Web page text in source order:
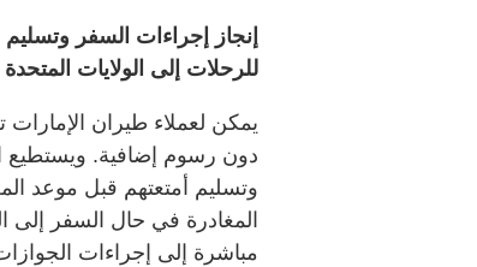
للرحلات إلى الولايات المتحدة
يمكن لعملاء طيران
دون رسوم إضافية. ويستطيع
المغادرة في حال السفر إلى
مباشرة إلى إجراءات